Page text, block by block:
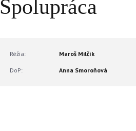
Spolupráca
Réžia: Maroš Milčík
DoP: Anna Smoroňová